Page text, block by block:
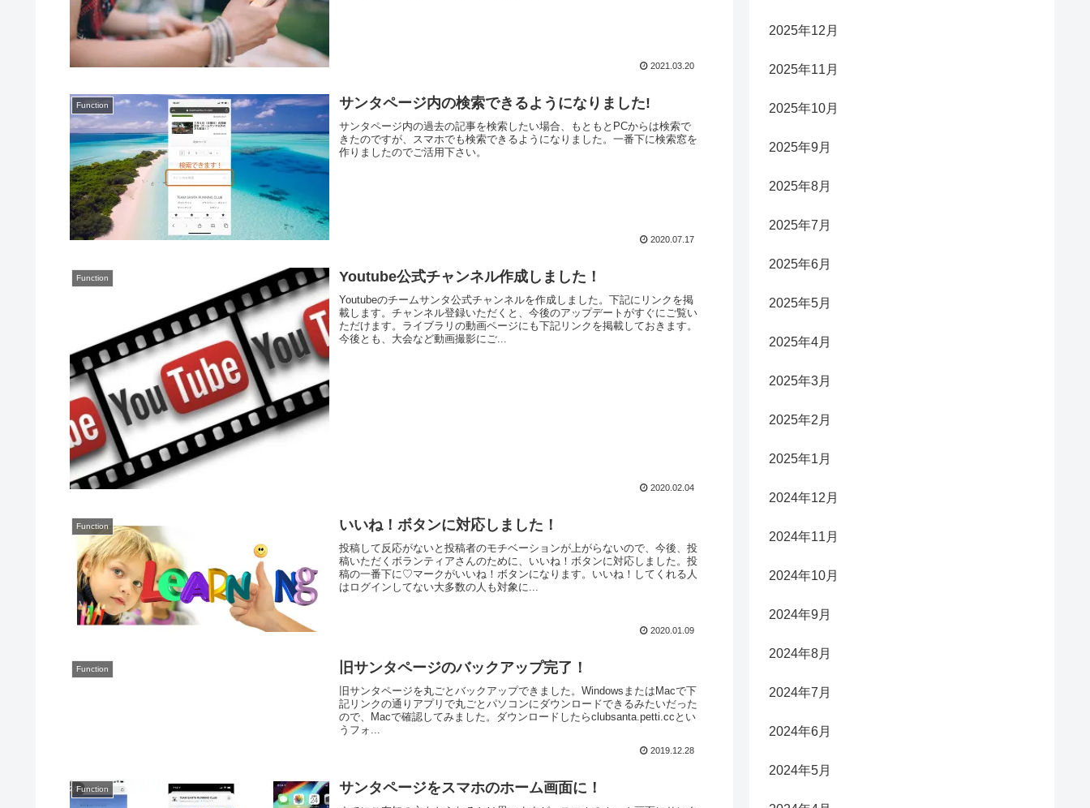
2021.03.20
Function サンタページ内の検索できるようになりました!
サンタページ内の過去の記事を検索したい場合、もともとPCからは検索で
きたのですが、スマホでも検索できるようになりました。一番下に検索窓を
作りましたのでご活用下さい。
2020.07.17
Function Youtube公式チャンネル作成しました！
Youtubeのチームサンタ公式チャンネルを作成しました。下記にリンクを掲
載します。チャンネル登録いただくと、今後のアップデートがすぐにご覧い
ただけます。ライブラリの動画ページにも下記リンクを掲載しておきます。
今後とも、大会など動画撮影にご...
2020.02.04
Function いいね！ボタンに対応しました！
投稿して反応がないと投稿者のモチベーションが上がらないので、今後、投
稿いただくボランティアさんのために、いいね！ボタンに対応しました。投
稿の一番下に♡マークがいいね！ボタンになります。いいね！してくれる人
はログインしてない大多数の人も対象に...
2020.01.09
Function 旧サンタページのバックアップ完了！
旧サンタページを丸ごとバックアップできました。WindowsまたはMacで下
記リンクの通りアプリで丸ごとパソコンにダウンロードできるみたいだった
ので、Macで確認してみました。ダウンロードしたらclubsanta.petti.ccとい
うフォ...
2019.12.28
Function サンタページをスマホのホーム画面に！
2025年12月
2025年11月
2025年10月
2025年9月
2025年8月
2025年7月
2025年6月
2025年5月
2025年4月
2025年3月
2025年2月
2025年1月
2024年12月
2024年11月
2024年10月
2024年9月
2024年8月
2024年7月
2024年6月
2024年5月